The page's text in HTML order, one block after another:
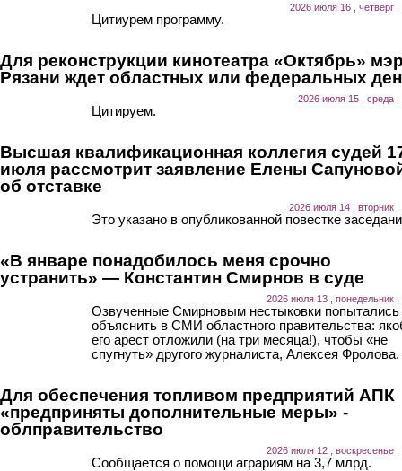
2026 июля 16 , четверг ,
Цитиурем программу.
Для реконструкции кинотеатра «Октябрь»
Рязани ждет областных или федеральных
2026 июля 15 , среда ,
Цитируем.
Высшая квалификационная коллегия судей
июля рассмотрит заявление Елены
об отставке
2026 июля 14 , вторник ,
Это указано в опубликованной повестке
«В январе понадобилось меня срочно
устранить» — Константин Смирнов в суде
2026 июля 13 , понедельник ,
Озвученные Смирновым нестыковки попытались
объяснить в СМИ областного правительства:
его арест отложили (на три месяца!), чтобы «не
спугнуть» другого журналиста, Алексея Фролова.
Для обеспечения топливом предприятий АПК
«предприняты дополнительные меры» -
облправительство
2026 июля 12 , воскресенье ,
Сообщается о помощи аграриям на 3,7 млрд.